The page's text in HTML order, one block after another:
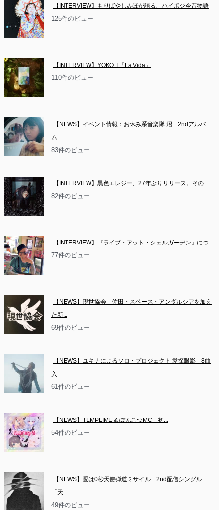
【INTERVIEW】もりばやしみほが語る、ハイポジ今昔物語
125件のビュー
【INTERVIEW】YOKO.T『La Vida』
110件のビュー
【NEWS】イベント情報：お休み系音楽隊 沼　2ndアルバ
ム...
83件のビュー
【INTERVIEW】黒色エレジー、27年ぶりリリース。その...
82件のビュー
【INTERVIEW】『ライブ・アット・シェルガーデン』につ...
77件のビュー
【NEWS】現世協会　佐田・スペース・アンダルシアを加え
た新...
69件のビュー
【NEWS】ユキナによるソロ・プロジェクト 愛探眼影　8曲
入...
61件のビュー
【NEWS】TEMPLIME & ぽんこつMC　初...
54件のビュー
【NEWS】愛は0秒天使弾道ミサイル　2nd配信シングル
「天...
49件のビュー